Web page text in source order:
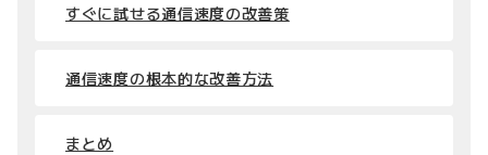
すぐに試せる通信速度の改善策
通信速度の根本的な改善方法
まとめ